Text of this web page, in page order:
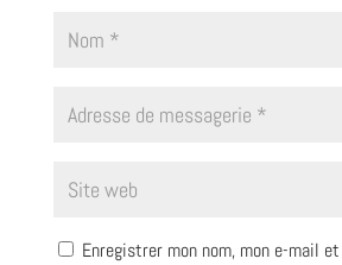
Enregistrer mon nom, mon e-mail